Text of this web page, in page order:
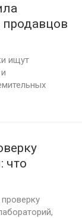
продавцов
ищут
что